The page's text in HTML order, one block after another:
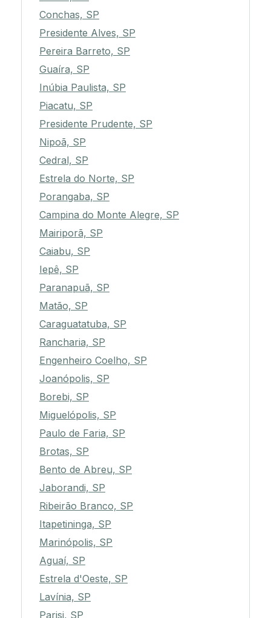
Conchas, SP
Presidente Alves, SP
Pereira Barreto, SP
Guaíra, SP
Inúbia Paulista, SP
Piacatu, SP
Presidente Prudente, SP
Nipoã, SP
Cedral, SP
Estrela do Norte, SP
Porangaba, SP
Campina do Monte Alegre, SP
Mairiporã, SP
Caiabu, SP
Iepê, SP
Paranapuã, SP
Matão, SP
Caraguatatuba, SP
Rancharia, SP
Engenheiro Coelho, SP
Joanópolis, SP
Borebi, SP
Miguelópolis, SP
Paulo de Faria, SP
Brotas, SP
Bento de Abreu, SP
Jaborandi, SP
Ribeirão Branco, SP
Itapetininga, SP
Marinópolis, SP
Aguaí, SP
Estrela d'Oeste, SP
Lavínia, SP
Parisi, SP